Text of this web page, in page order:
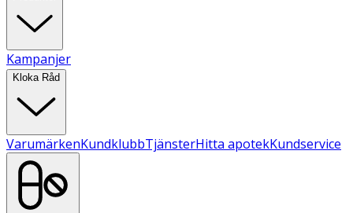
Kampanjer
Kloka Råd
VarumärkenKundklubbTjänsterHitta apotekKundservice